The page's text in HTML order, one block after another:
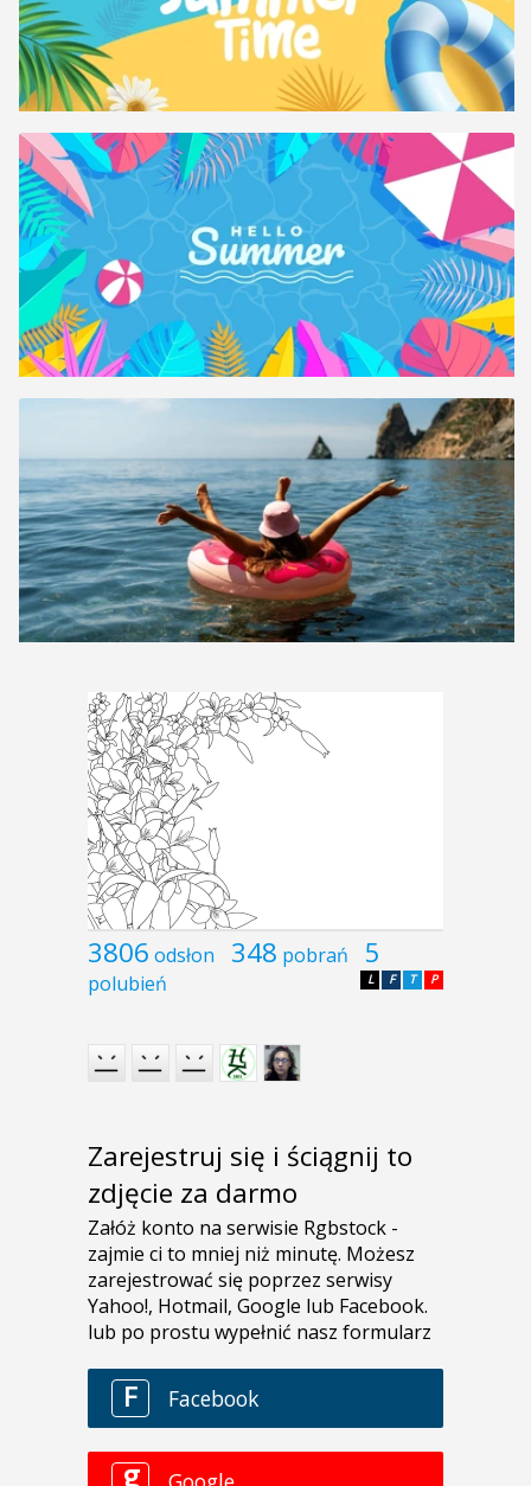
3806 odsłon 348 pobrań 5
polubień P
T
F
L
Zarejestruj się i ściągnij to
zdjęcie za darmo